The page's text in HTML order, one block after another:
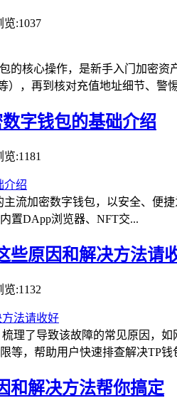
览:1037
的核心操作，是新手入门加密
），再到核对充值地址细节、警
字钱包的基础介绍
览:1181
主流加密数字钱包，以安全、
置DApp浏览器、NFT交...
些原因和解决方法请
览:1132
理了导致该故障的常见原因，
等，帮助用户快速排查解决TP钱
和解决方法帮你搞定